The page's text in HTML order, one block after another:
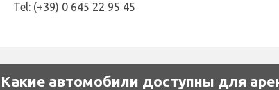
Tel: (+39) 0 645 22 95 45
Какие автомобили доступны для